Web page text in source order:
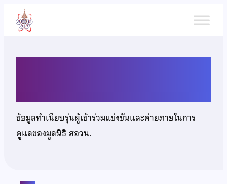
เนื้อหา
ข้อมูลทำเนียบรุ่นผู้เข้าร่วมแข่งขันและค่ายภายในการ
ดูแลของมูลนิธิ สอวน.